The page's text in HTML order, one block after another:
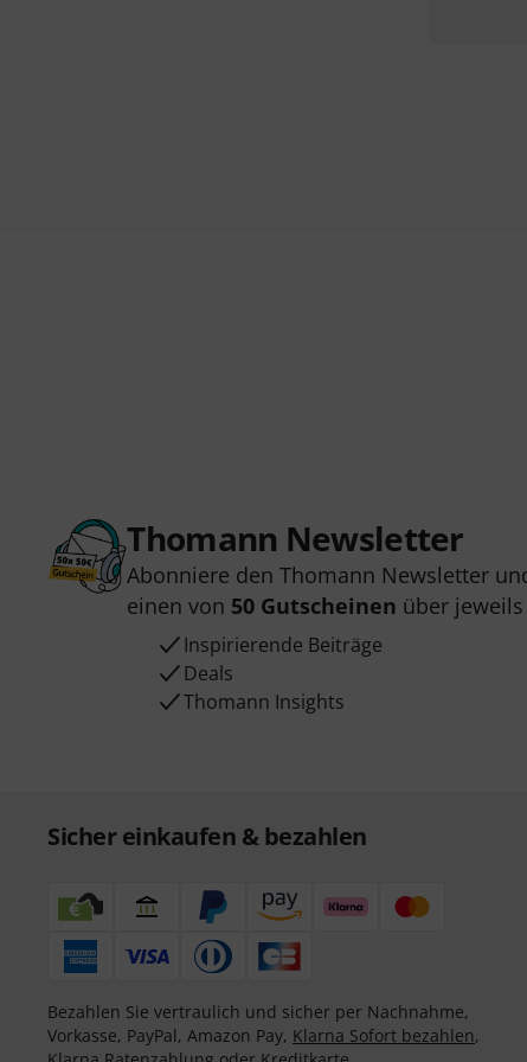
Thomann Newsletter
Abonniere den Thomann Newsletter
einen von 50 Gutscheinen über jeweils
Inspirierende Beiträge
Deals
Thomann Insights
Sicher einkaufen & bezahlen
Bezahlen Sie vertraulich und sicher per Nachnahme,
Vorkasse, PayPal, Amazon Pay, Klarna Sofort bezahlen,